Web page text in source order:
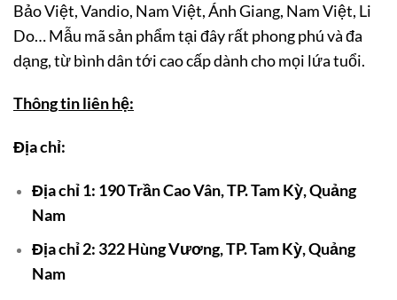
Bảo Việt, Vandio, Nam Việt, Ánh Giang, Nam Việt, Li
Do… Mẫu mã sản phẩm tại đây rất phong phú và đa
dạng, từ bình dân tới cao cấp dành cho mọi lứa tuổi.
Thông tin liên hệ:
Địa chỉ:
Địa chỉ 1: 190 Trần Cao Vân, TP. Tam Kỳ, Quảng
Nam
Địa chỉ 2: 322 Hùng Vương, TP. Tam Kỳ, Quảng
Nam